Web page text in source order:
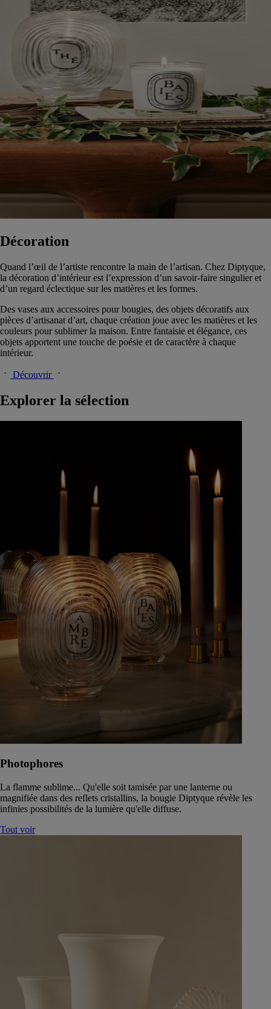
Décoration
Quand l’œil de l’artiste rencontre la main de l’artisan. Chez Diptyque,
la décoration d’intérieur est l’expression d’un savoir-faire singulier et
d’un regard éclectique sur les matières et les formes.
Des vases aux accessoires pour bougies, des objets décoratifs aux
pièces d’artisanat d’art, chaque création joue avec les matières et les
couleurs pour sublimer la maison. Entre fantaisie et élégance, ces
objets apportent une touche de poésie et de caractère à chaque
intérieur.​
Découvrir
Explorer la sélection
Photophores
La flamme sublime... Qu'elle soit tamisée par une lanterne ou
magnifiée dans des reflets cristallins, la bougie Diptyque révèle les
infinies possibilités de la lumière qu'elle diffuse.
Tout voir